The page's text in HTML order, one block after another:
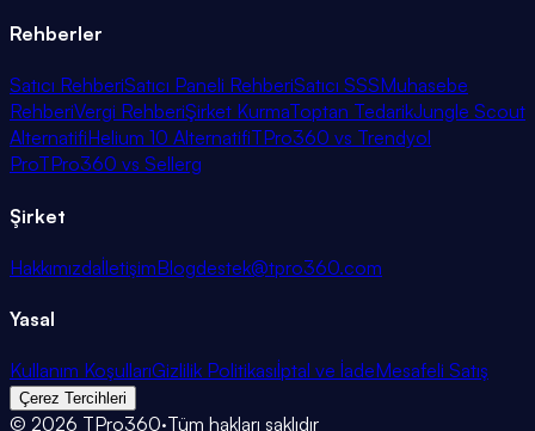
Rehberler
Satıcı RehberiSatıcı Paneli RehberiSatıcı SSSMuhasebe
RehberiVergi RehberiŞirket KurmaToptan TedarikJungle Scout
AlternatifiHelium 10 AlternatifiTPro360 vs Trendyol
ProTPro360 vs Sellerg
Şirket
HakkımızdaİletişimBlogdestek@tpro360.com
Yasal
Kullanım KoşullarıGizlilik Politikasıİptal ve İadeMesafeli Satış
Çerez Tercihleri
© 2026 TPro360·Tüm hakları saklıdır